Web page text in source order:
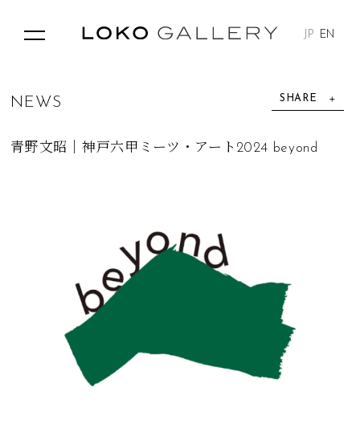
JP EN
SHARE
N E WS
青野文昭｜神戸六甲ミーツ・アート2024 beyond